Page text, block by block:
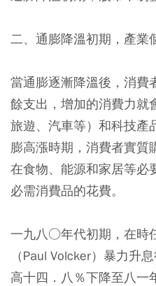
二、通膨降溫初期，產業
當通膨逐漸降溫後，消費
餘支出，增加的消費力就
旅遊、汽車等）和科技產
膨高漲時期，消費者實質
在食物、能源和家居等必
必需消費品的花費。
一九八○年代初期，在時
（Paul Volcker）暴力升
高十四．八％下降至八一